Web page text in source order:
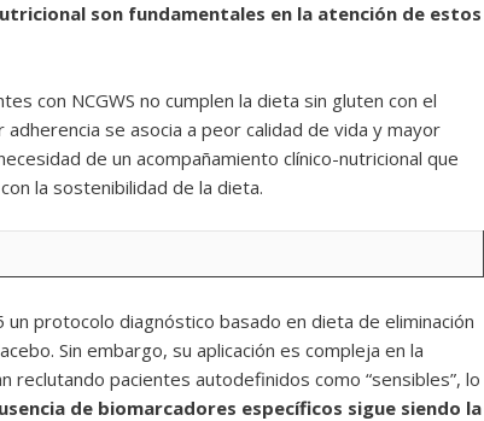
son fundamentales en la atención de estos
con NCGWS no cumplen la dieta sin gluten con el
se asocia a peor calidad de vida y mayor
de un acompañamiento clínico-nutricional que
la sostenibilidad de la dieta.
protocolo diagnóstico basado en dieta de eliminación
Sin embargo, su aplicación es compleja en la
reclutando pacientes autodefinidos como “sensibles”, lo
de biomarcadores específicos sigue siendo la